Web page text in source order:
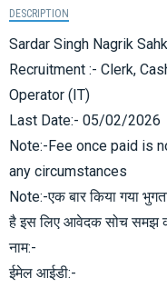
DESCRIPTION
Sardar Singh Nagrik
Recruitment :- Clerk,
Operator (IT)
Last Date:- 05/02/2026
Note:-Fee once paid is
any circumstances
Note:-एक बार किया गया
है इस लिए आवेदक सोच समझ
नाम:-
ईमेल आईडी:-